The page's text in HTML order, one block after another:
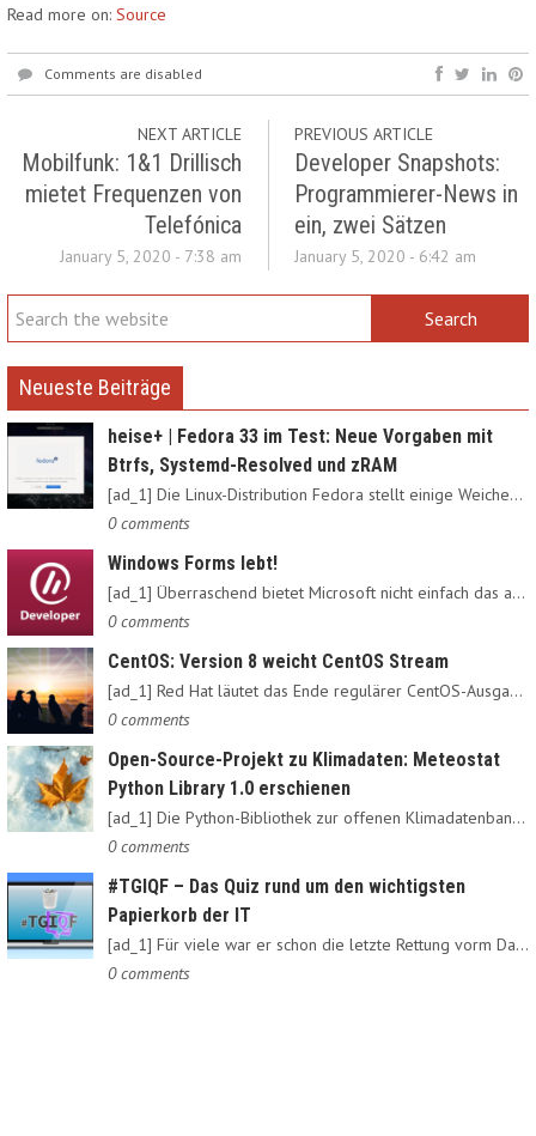
Read more on: Source
Comments are disabled
NEXT ARTICLE
Mobilfunk: 1&1 Drillisch
mietet Frequenzen von
Telefónica
January 5, 2020 - 7:38 am
PREVIOUS ARTICLE
Developer Snapshots:
Programmierer-News in
ein, zwei Sätzen
January 5, 2020 - 6:42 am
Neueste Beiträge
heise+ | Fedora 33 im Test: Neue Vorgaben mit
Btrfs, Systemd-Resolved und zRAM
[ad_1] Die Linux-Distribution Fedora stellt einige Weichen neu:…
0 comments
Windows Forms lebt!
[ad_1] Überraschend bietet Microsoft nicht einfach das alte…
0 comments
CentOS: Version 8 weicht CentOS Stream
[ad_1] Red Hat läutet das Ende regulärer CentOS-Ausgaben ein:…
0 comments
Open-Source-Projekt zu Klimadaten: Meteostat
Python Library 1.0 erschienen
[ad_1] Die Python-Bibliothek zur offenen Klimadatenbank Meteostat…
0 comments
#TGIQF – Das Quiz rund um den wichtigsten
Papierkorb der IT
[ad_1] Für viele war er schon die letzte Rettung vorm Daten-Nirvana:…
0 comments